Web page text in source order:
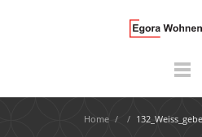
Home / /